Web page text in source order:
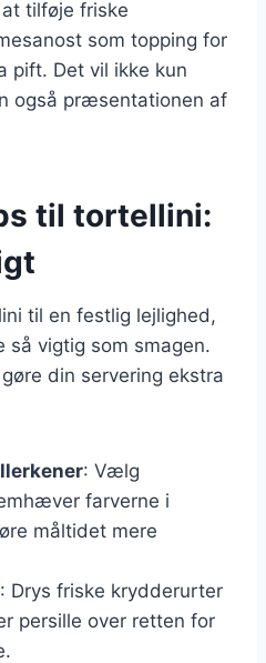
tilføje friske
som topping for
pift. Det vil ikke kun
også præsentationen af
til tortellini:
til en festlig lejlighed,
vigtig som smagen.
din servering ekstra
: Vælg
farverne i
måltidet mere
: Drys friske krydderurter
persille over retten for